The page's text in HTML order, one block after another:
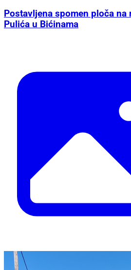
Postavljena spomen ploča
Pulića u Bićinama